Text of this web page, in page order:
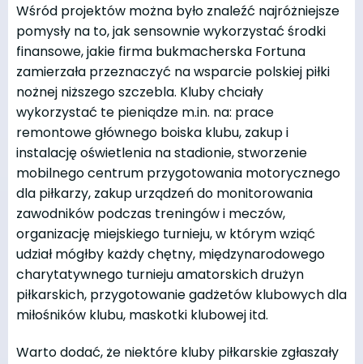
Wśród projektów można było znaleźć najróżniejsze
pomysły na to, jak sensownie wykorzystać środki
finansowe, jakie firma bukmacherska Fortuna
zamierzała przeznaczyć na wsparcie polskiej piłki
nożnej niższego szczebla. Kluby chciały
wykorzystać te pieniądze m.in. na: prace
remontowe głównego boiska klubu, zakup i
instalację oświetlenia na stadionie, stworzenie
mobilnego centrum przygotowania motorycznego
dla piłkarzy, zakup urządzeń do monitorowania
zawodników podczas treningów i meczów,
organizację miejskiego turnieju, w którym wziąć
udział mógłby każdy chętny, międzynarodowego
charytatywnego turnieju amatorskich drużyn
piłkarskich, przygotowanie gadżetów klubowych dla
miłośników klubu, maskotki klubowej itd.
Warto dodać, że niektóre kluby piłkarskie zgłaszały